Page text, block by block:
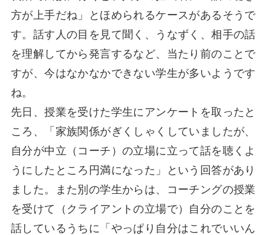
方が上手だね」とほめられるケースがあるそうで
す。話す人の目を見て聞く、うなずく、相手の話
を理解してから発言するなど、当たり前のことで
すが、今はなかなかできない学生が多いようです
ね。
先日、授業を受けた学生にアンケートを取ったと
ころ、「家族関係がぎくしゃくしていましたが、
自分が中立（コーチ）の立場に立って話を聴くよ
うにしたところ円満になった」という回答があり
ました。また別の学生からは、コーチングの授業
を受けて（クライアントの立場で）自分のことを
話しているうちに「やっぱり自分はこれでいいん